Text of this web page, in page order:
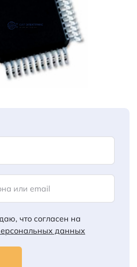
или email
что согласен на
данных